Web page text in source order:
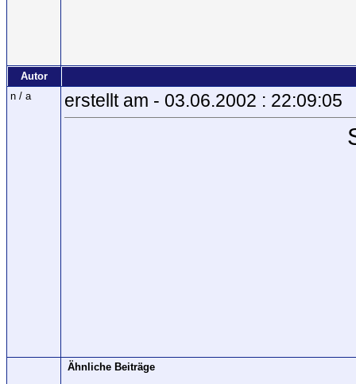
Autor
n / a
erstellt am - 03.06.2002 : 22:09:05
Ähnliche Beiträge